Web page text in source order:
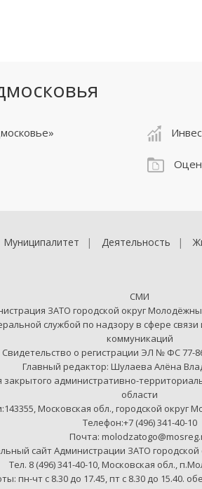
Муниципалитет Деятельность
СМИ
ЗАТО городской округ
службой по надзору в сфере
коммуникаций
Свидетельство о регистрации ЭЛ № ФС 77-
Главный редактор: Шулаева Алёна
административно-
области
Московская обл., городской округ
Телефон:+7 (496) 341-40-10
Почта:
сайт Администрации ЗАТО
Тел. 8 (496) 341-40-10, Московская обл.,
пн-чт с 8.30 до 17.45, пт с 8.30 до 15.40.